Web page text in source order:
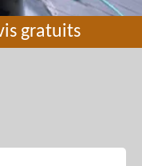
gratuits